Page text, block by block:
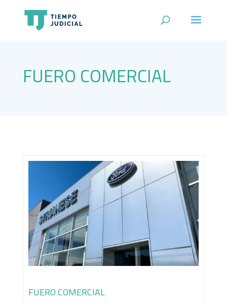
FUERO COMERCIAL
FUERO COMERCIAL